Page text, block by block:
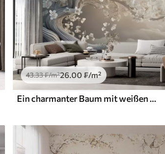
43.33₣/m²26 .00 ₣/m²
Ein charmanter Baum mit weißen Blüten vor dem Hintergrund der Wolken in einem interessanten Stil in zarten warmen Farben